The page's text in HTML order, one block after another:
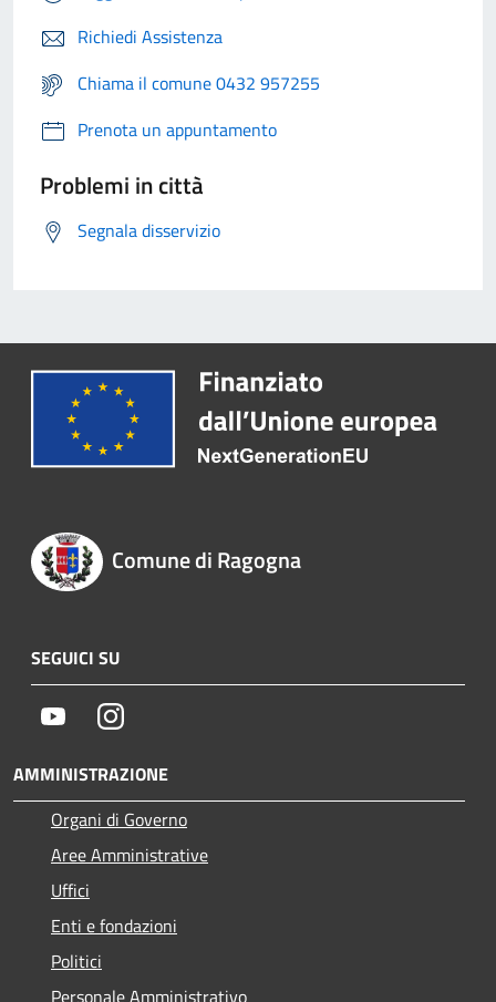
Richiedi Assistenza
Chiama il comune 0432 957255
Prenota un appuntamento
Problemi in città
Segnala disservizio
Comune di Ragogna
SEGUICI SU
YoutubeInstagram
AMMINISTRAZIONE
Organi di Governo
Aree Amministrative
Uffici
Enti e fondazioni
Politici
Personale Amministrativo